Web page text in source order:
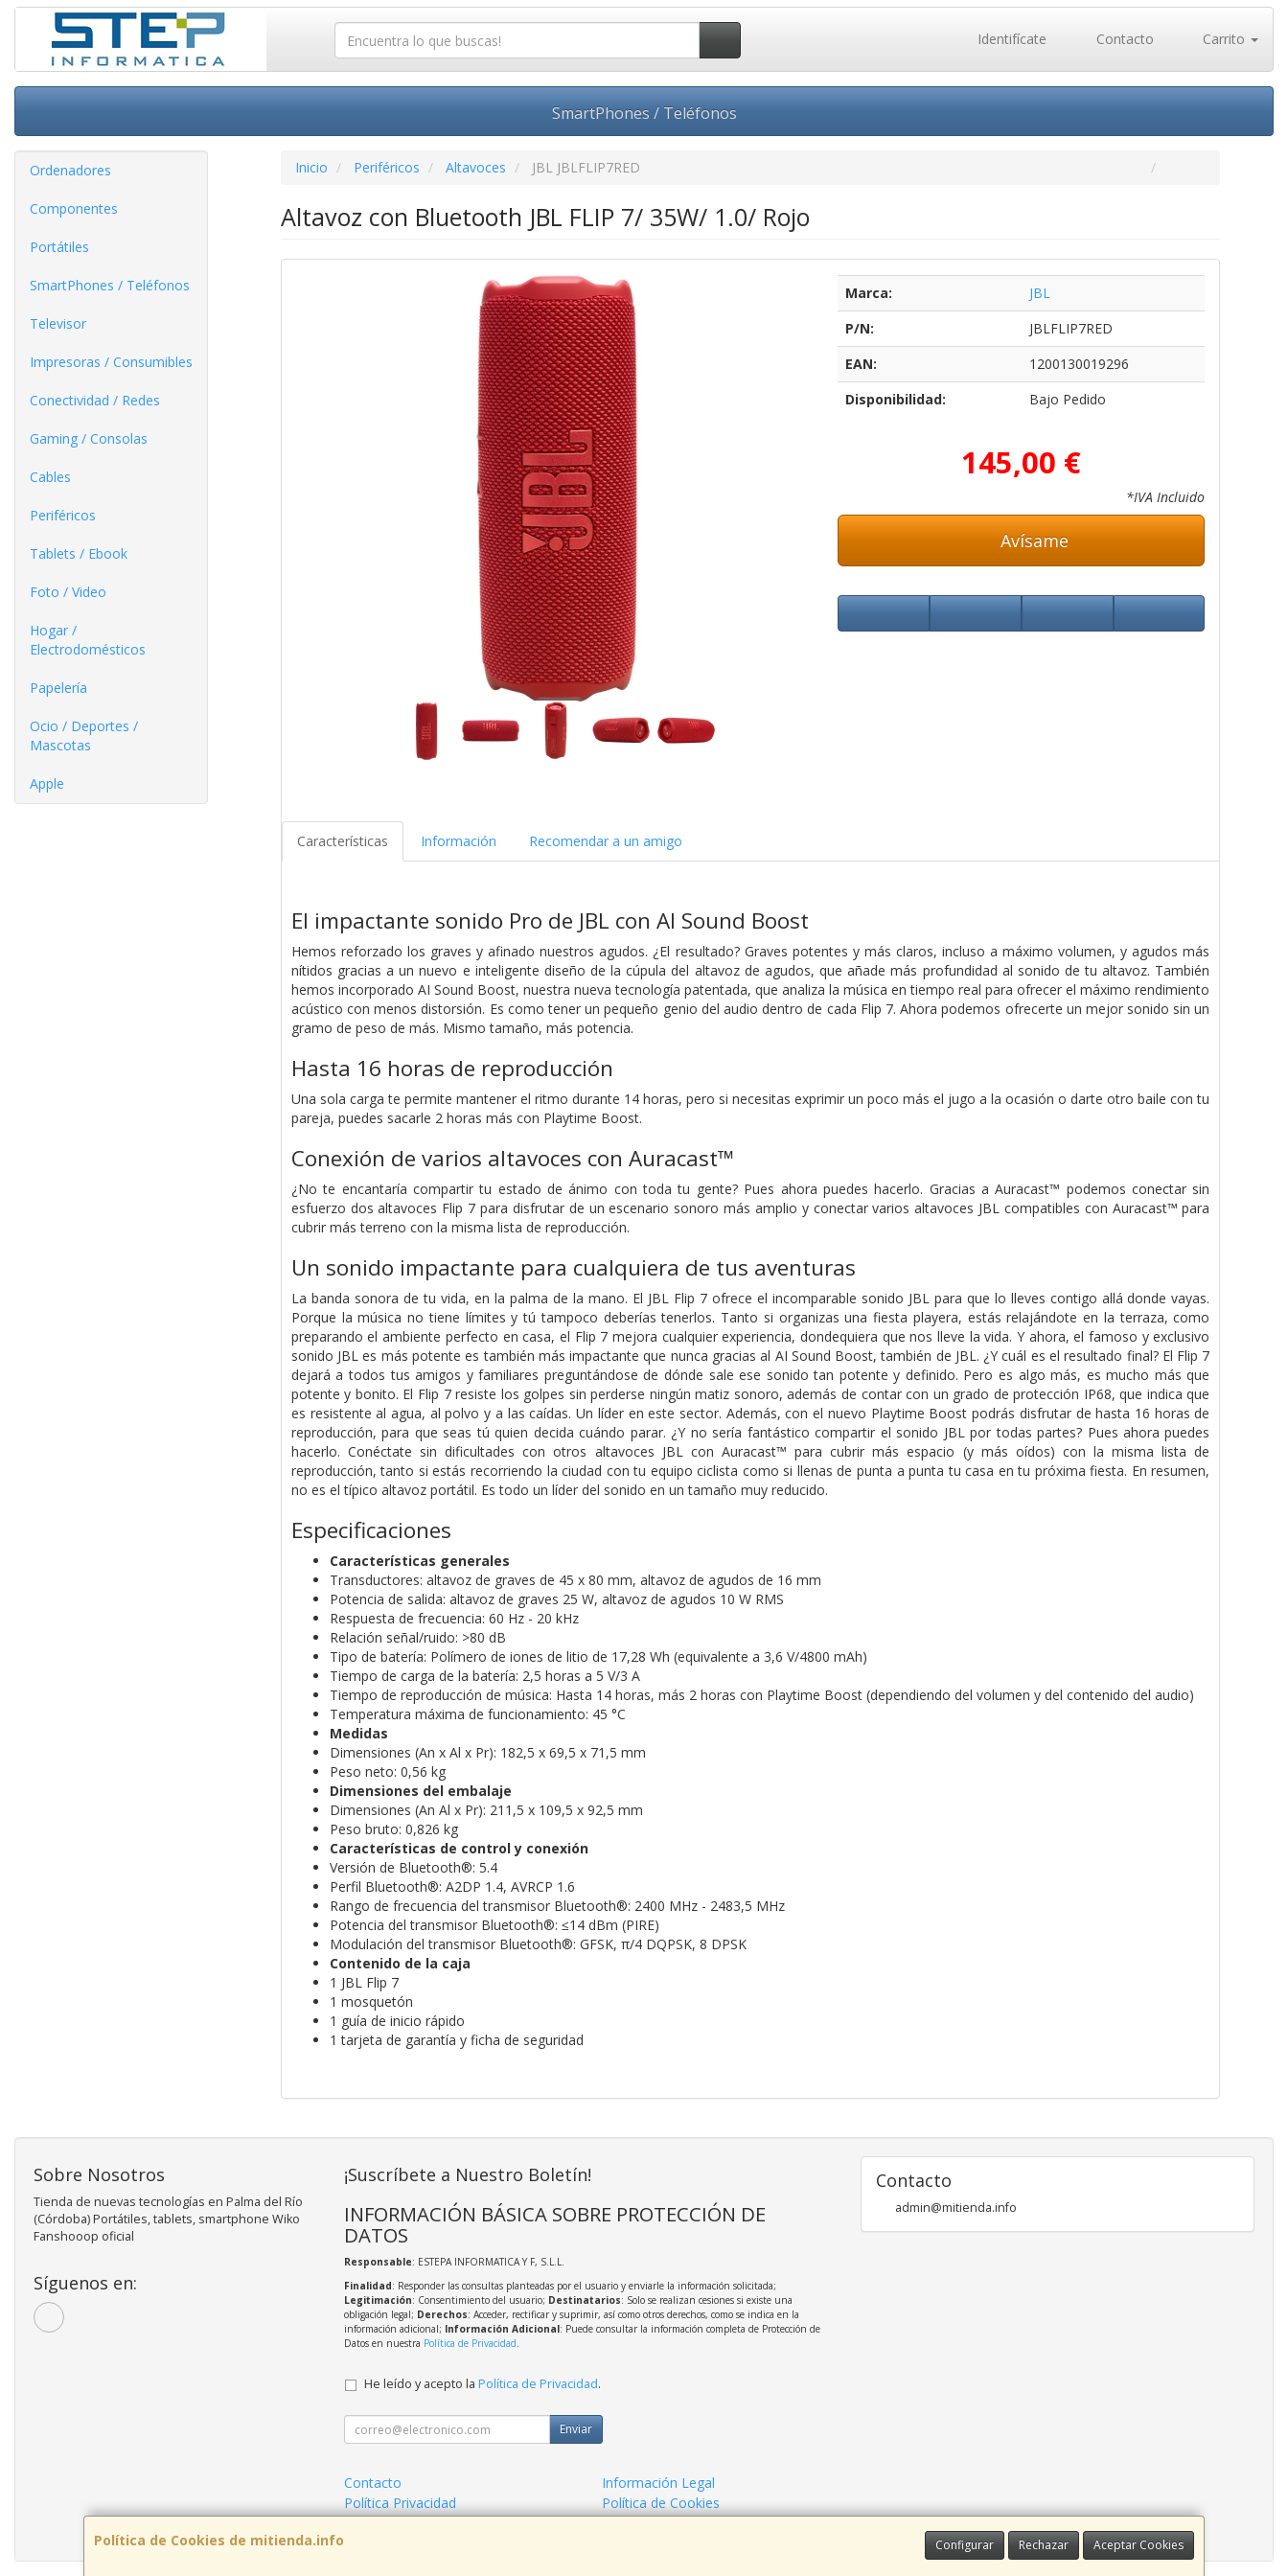
Identifícate Contacto Carrito
SmartPhones / Teléfonos
Ordenadores
Componentes
Portátiles
SmartPhones / Teléfonos
Televisor
Impresoras / Consumibles
Conectividad / Redes
Gaming / Consolas
Cables
Periféricos
Tablets / Ebook
Foto / Video
Hogar /
Electrodomésticos
Papelería
Ocio / Deportes /
Mascotas
Apple
Inicio Periféricos Altavoces JBL JBLFLIP7RED
Altavoz con Bluetooth JBL FLIP 7/ 35W/ 1.0/ Rojo
Marca:
JBL
P/N:
JBLFLIP7RED
EAN:
1200130019296
Disponibilidad:
Bajo Pedido
145,00 €
*IVA Incluido
Avísame
Características Información Recomendar a un amigo
El impactante sonido Pro de JBL con AI Sound Boost
Hemos reforzado los graves y afinado nuestros agudos. ¿El resultado? Graves potentes y más claros, incluso a máximo volumen, y agudos más
nítidos gracias a un nuevo e inteligente diseño de la cúpula del altavoz de agudos, que añade más profundidad al sonido de tu altavoz. También
hemos incorporado AI Sound Boost, nuestra nueva tecnología patentada, que analiza la música en tiempo real para ofrecer el máximo rendimiento
acústico con menos distorsión. Es como tener un pequeño genio del audio dentro de cada Flip 7. Ahora podemos ofrecerte un mejor sonido sin un
gramo de peso de más. Mismo tamaño, más potencia.
Hasta 16 horas de reproducción
Una sola carga te permite mantener el ritmo durante 14 horas, pero si necesitas exprimir un poco más el jugo a la ocasión o darte otro baile con tu
pareja, puedes sacarle 2 horas más con Playtime Boost.
Conexión de varios altavoces con Auracast™
¿No te encantaría compartir tu estado de ánimo con toda tu gente? Pues ahora puedes hacerlo. Gracias a Auracast™ podemos conectar sin
esfuerzo dos altavoces Flip 7 para disfrutar de un escenario sonoro más amplio y conectar varios altavoces JBL compatibles con Auracast™ para
cubrir más terreno con la misma lista de reproducción.
Un sonido impactante para cualquiera de tus aventuras
La banda sonora de tu vida, en la palma de la mano. El JBL Flip 7 ofrece el incomparable sonido JBL para que lo lleves contigo allá donde vayas.
Porque la música no tiene límites y tú tampoco deberías tenerlos. Tanto si organizas una fiesta playera, estás relajándote en la terraza, como
preparando el ambiente perfecto en casa, el Flip 7 mejora cualquier experiencia, dondequiera que nos lleve la vida. Y ahora, el famoso y exclusivo
sonido JBL es más potente es también más impactante que nunca gracias al AI Sound Boost, también de JBL. ¿Y cuál es el resultado final? El Flip 7
dejará a todos tus amigos y familiares preguntándose de dónde sale ese sonido tan potente y definido. Pero es algo más, es mucho más que
potente y bonito. El Flip 7 resiste los golpes sin perderse ningún matiz sonoro, además de contar con un grado de protección IP68, que indica que
es resistente al agua, al polvo y a las caídas. Un líder en este sector. Además, con el nuevo Playtime Boost podrás disfrutar de hasta 16 horas de
reproducción, para que seas tú quien decida cuándo parar. ¿Y no sería fantástico compartir el sonido JBL por todas partes? Pues ahora puedes
hacerlo. Conéctate sin dificultades con otros altavoces JBL con Auracast™ para cubrir más espacio (y más oídos) con la misma lista de
reproducción, tanto si estás recorriendo la ciudad con tu equipo ciclista como si llenas de punta a punta tu casa en tu próxima fiesta. En resumen,
no es el típico altavoz portátil. Es todo un líder del sonido en un tamaño muy reducido.
Especificaciones
Características generales
Transductores: altavoz de graves de 45 x 80 mm, altavoz de agudos de 16 mm
Potencia de salida: altavoz de graves 25 W, altavoz de agudos 10 W RMS
Respuesta de frecuencia: 60 Hz - 20 kHz
Relación señal/ruido: >80 dB
Tipo de batería: Polímero de iones de litio de 17,28 Wh (equivalente a 3,6 V/4800 mAh)
Tiempo de carga de la batería: 2,5 horas a 5 V/3 A
Tiempo de reproducción de música: Hasta 14 horas, más 2 horas con Playtime Boost (dependiendo del volumen y del contenido del audio)
Temperatura máxima de funcionamiento: 45 °C
Medidas
Dimensiones (An x Al x Pr): 182,5 x 69,5 x 71,5 mm
Peso neto: 0,56 kg
Dimensiones del embalaje
Dimensiones (An Al x Pr): 211,5 x 109,5 x 92,5 mm
Peso bruto: 0,826 kg
Características de control y conexión
Versión de Bluetooth®: 5.4
Perfil Bluetooth®: A2DP 1.4, AVRCP 1.6
Rango de frecuencia del transmisor Bluetooth®: 2400 MHz - 2483,5 MHz
Potencia del transmisor Bluetooth®: ≤14 dBm (PIRE)
Modulación del transmisor Bluetooth®: GFSK, π/4 DQPSK, 8 DPSK
Contenido de la caja
1 JBL Flip 7
1 mosquetón
1 guía de inicio rápido
1 tarjeta de garantía y ficha de seguridad
Política de Cookies de mitienda.info Configurar Rechazar Aceptar Cookies
Sobre Nosotros
Tienda de nuevas tecnologías en Palma del Río
(Córdoba) Portátiles, tablets, smartphone Wiko
Fanshooop oficial
Síguenos en:
¡Suscríbete a Nuestro Boletín!
INFORMACIÓN BÁSICA SOBRE PROTECCIÓN DE
DATOS
Responsable: ESTEPA INFORMATICA Y F, S.L.L.
Finalidad: Responder las consultas planteadas por el usuario y enviarle la información solicitada;
Legitimación: Consentimiento del usuario; Destinatarios: Solo se realizan cesiones si existe una
obligación legal; Derechos: Acceder, rectificar y suprimir, así como otros derechos, como se indica en la
información adicional; Información Adicional: Puede consultar la información completa de Protección de
Datos en nuestra Política de Privacidad.
He leído y acepto la Política de Privacidad.
Enviar
Contacto
Información Legal
Política Privacidad
Política de Cookies
Contacto
admin@mitienda.info